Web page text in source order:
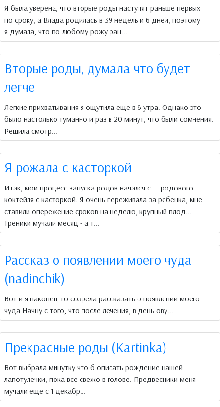
Я была уверена, что вторые роды наступят раньше первых
по сроку, а Влада родилась в 39 недель и 6 дней, поэтому
я думала, что по-любому рожу ран...
Вторые роды, думала что будет
легче
Легкие прихватывания я ощутила еще в 6 утра. Однако это
было настолько туманно и раз в 20 минут, что были сомнения.
Решила смотр...
Я рожала с касторкой
Итак, мой процесс запуска родов начался с ... родового
коктейля с касторкой. Я очень переживала за ребенка, мне
ставили опережение сроков на неделю, крупный плод...
Треники мучали месяц - а т...
Рассказ о появлении моего чуда
(nadinchik)
Вот и я наконец-то созрела рассказать о появлении моего
чуда Начну с того, что после лечения, в день ову...
Прекрасные роды (Kartinka)
Вот выбрала минутку что б описать рождение нашей
лапотулечки, пока все свежо в голове. Предвесники меня
мучали еще с 1 декабр...